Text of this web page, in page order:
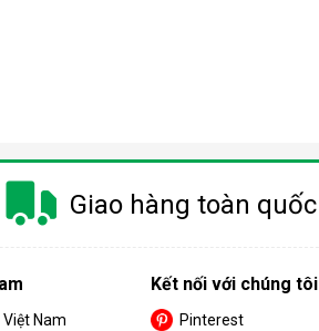
Giao hàng toàn quốc
Việt Nam
Kết nối với chúng tôi
Pinterest